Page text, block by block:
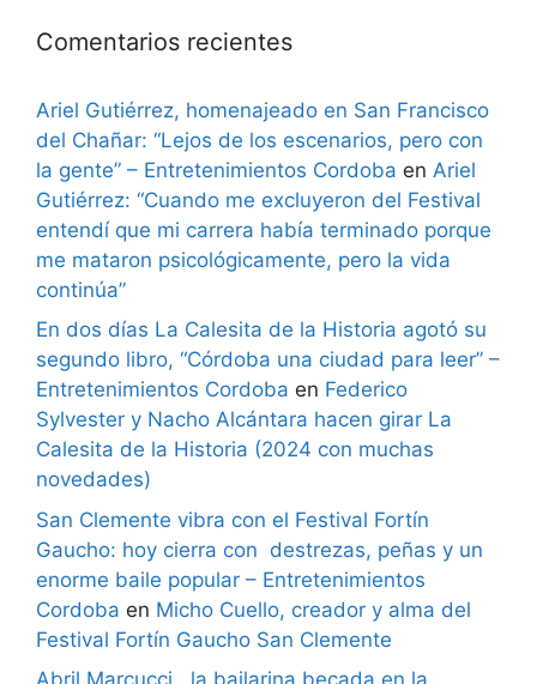
Comentarios recientes
Ariel Gutiérrez, homenajeado en San Francisco
del Chañar: “Lejos de los escenarios, pero con
la gente” – Entretenimientos Cordoba en Ariel
Gutiérrez: “Cuando me excluyeron del Festival
entendí que mi carrera había terminado porque
me mataron psicológicamente, pero la vida
continúa”
En dos días La Calesita de la Historia agotó su
segundo libro, “Córdoba una ciudad para leer” –
Entretenimientos Cordoba en Federico
Sylvester y Nacho Alcántara hacen girar La
Calesita de la Historia (2024 con muchas
novedades)
San Clemente vibra con el Festival Fortín
Gaucho: hoy cierra con destrezas, peñas y un
enorme baile popular – Entretenimientos
Cordoba en Micho Cuello, creador y alma del
Festival Fortín Gaucho San Clemente
Abril Marcucci , la bailarina becada en la